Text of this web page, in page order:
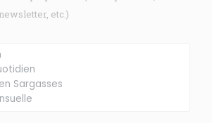
etc.)
Agréé par